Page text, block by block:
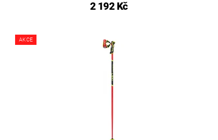
2 192 Kč
AKCE